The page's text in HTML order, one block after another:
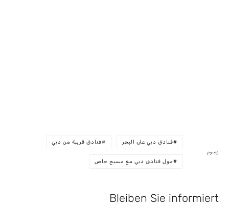
وسوم
فنادق دبي على البحر فنادق قريبة من دبي
مول فنادق دبي مع مسبح خاص
Bleiben Sie informiert